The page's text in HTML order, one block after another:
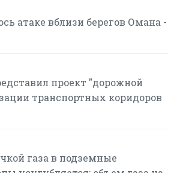
атаке вблизи берегов Омана -
проект "дорожной
транспортных коридоров
газа в подземные